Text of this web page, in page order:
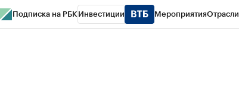
Подписка на РБК Инвестиции МероприятияОтрасли